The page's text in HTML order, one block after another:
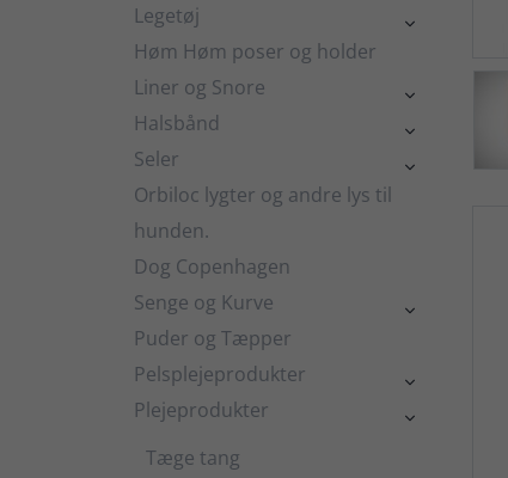
Legetøj 
Høm Høm poser og holder
Liner og Snore

Halsbånd 
Seler 
Orbiloc lygter og andre lys til
hunden.
Dog Copenhagen
Senge og Kurve

Puder og Tæpper
Pelsplejeprodukter

Plejeprodukter 
Tæge tang